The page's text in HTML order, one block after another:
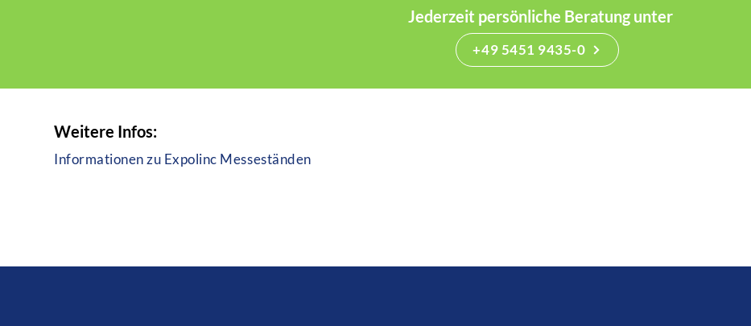
Jederzeit persönliche Beratung unter
+49 5451 9435-0
Weitere Infos:
Informationen zu Expolinc Messeständen